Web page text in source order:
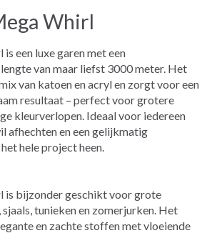
Whirl
een luxe garen met een
van maar liefst 3000 meter. Het
van katoen en acryl en zorgt voor een
resultaat – perfect voor grotere
kleurverlopen. Ideaal voor iedereen
afhechten en een gelijkmatig
hele project heen.
is bijzonder geschikt voor grote
tunieken en zomerjurken. Het
en zachte stoffen met vloeiende